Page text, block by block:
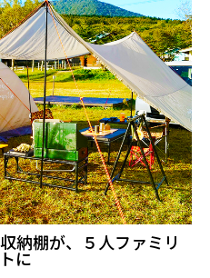
納棚が、５人ファミリ
に